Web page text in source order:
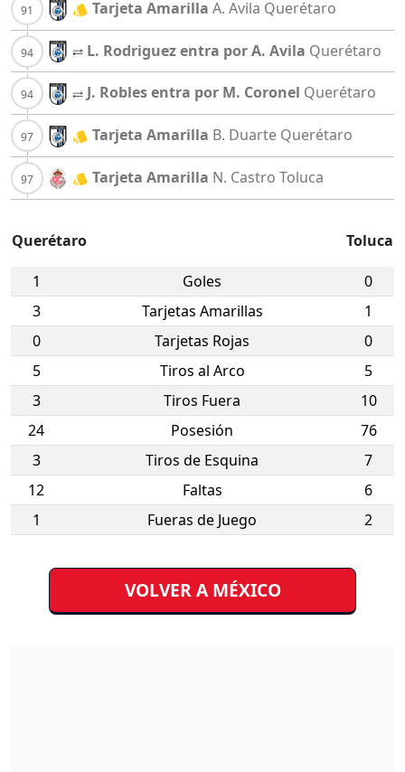
Tarjeta Amarilla A. Avila Querétaro
L. Rodriguez entra por A. Avila Querétaro
J. Robles entra por M. Coronel Querétaro
Tarjeta Amarilla B. Duarte Querétaro
Tarjeta Amarilla N. Castro Toluca
Querétaro Toluca
1 Goles
0
3
Tarjetas Amarillas
1
0
Tarjetas Rojas
0
5
Tiros al Arco
5
3
Tiros Fuera
10
24
Posesión
76
3
Tiros de Esquina
7
12
Faltas
6
1
Fueras de Juego 2
VOLVER A MÉXICO